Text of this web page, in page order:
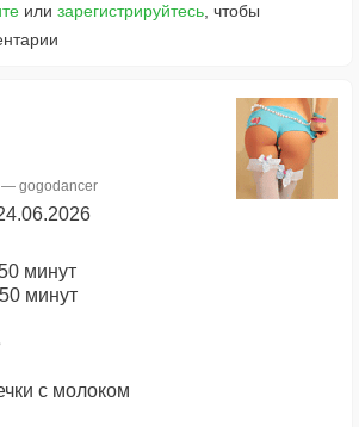
или зарегистрируйтесь, чтобы
— gogodancer
минут
минут
с молоком